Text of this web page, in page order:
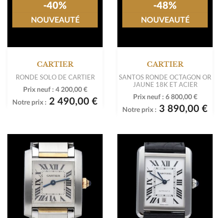
CARTIER
RONDE SOLO DE CARTIER
Prix neuf : 4 200,00 €
Notre prix : 2 490,00 €
-40%
NOUVEAUTÉ
CARTIER
SANTOS RONDE OCTAGON OR
JAUNE 18K ET ACIER
Prix neuf : 6 800,00 €
Notre prix : 3 890,00 €
-48%
NOUVEAUTÉ